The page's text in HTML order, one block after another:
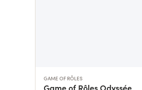
GAME OF RÔLES
Game of Rôles Odyssée